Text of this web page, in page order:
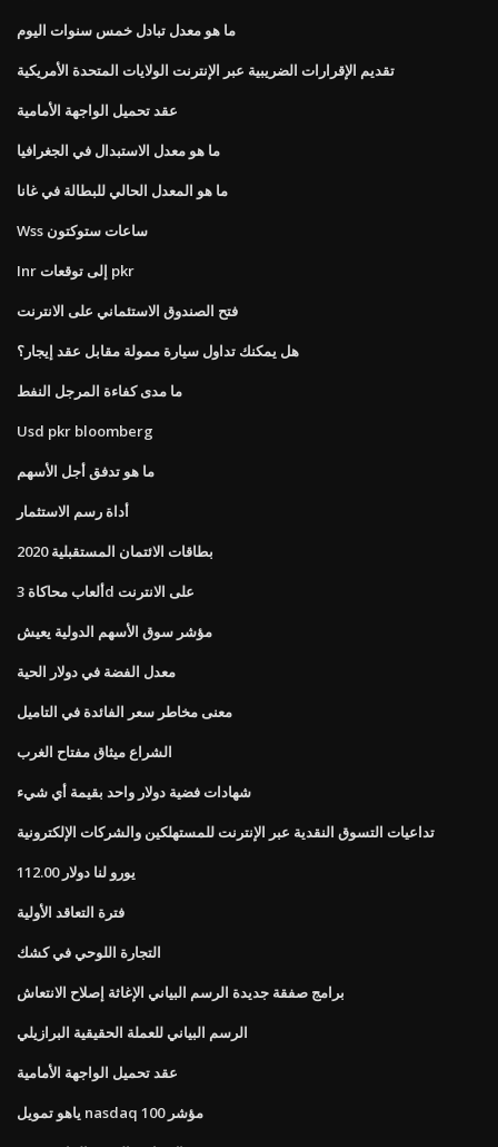
ما هو معدل تبادل خمس سنوات اليوم
تقديم الإقرارات الضريبية عبر الإنترنت الولايات المتحدة الأمريكية
عقد تحميل الواجهة الأمامية
ما هو معدل الاستبدال في الجغرافيا
ما هو المعدل الحالي للبطالة في غانا
Wss ساعات ستوكتون
Inr إلى توقعات pkr
فتح الصندوق الاستئماني على الانترنت
هل يمكنك تداول سيارة ممولة مقابل عقد إيجار؟
ما مدى كفاءة المرجل النفط
Usd pkr bloomberg
ما هو تدفق أجل الأسهم
أداة رسم الاستثمار
بطاقات الائتمان المستقبلية 2020
ألعاب محاكاة 3d على الانترنت
مؤشر سوق الأسهم الدولية يعيش
معدل الفضة في دولار الحية
معنى مخاطر سعر الفائدة في التاميل
الشراع ميثاق مفتاح الغرب
شهادات فضية دولار واحد بقيمة أي شيء
تداعيات التسوق النقدية عبر الإنترنت للمستهلكين والشركات الإلكترونية
112.00 يورو لنا دولار
فترة التعاقد الأولية
التجارة اللوحي في كشك
برامج صفقة جديدة الرسم البياني الإغاثة إصلاح الانتعاش
الرسم البياني للعملة الحقيقية البرازيلي
عقد تحميل الواجهة الأمامية
ياهو تمويل nasdaq 100 مؤشر